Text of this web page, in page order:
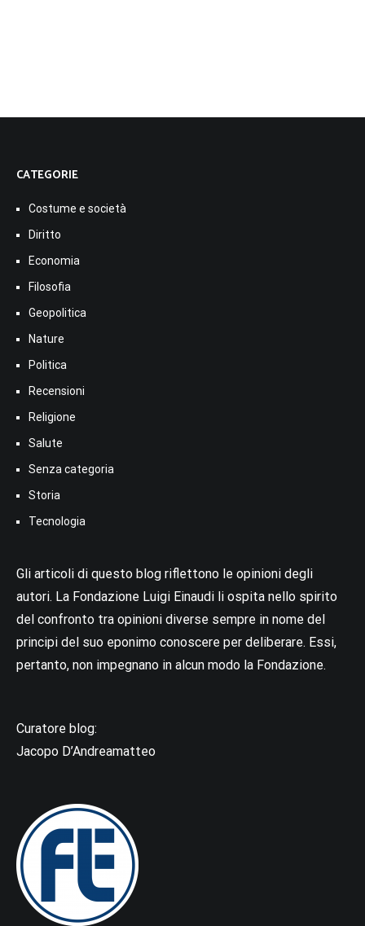
CATEGORIE
Costume e società
Diritto
Economia
Filosofia
Geopolitica
Nature
Politica
Recensioni
Religione
Salute
Senza categoria
Storia
Tecnologia
Gli articoli di questo blog riflettono le opinioni degli
autori. La Fondazione Luigi Einaudi li ospita nello spirito
del confronto tra opinioni diverse sempre in nome del
principi del suo eponimo conoscere per deliberare. Essi,
pertanto, non impegnano in alcun modo la Fondazione.
Curatore blog:
Jacopo D’Andreamatteo